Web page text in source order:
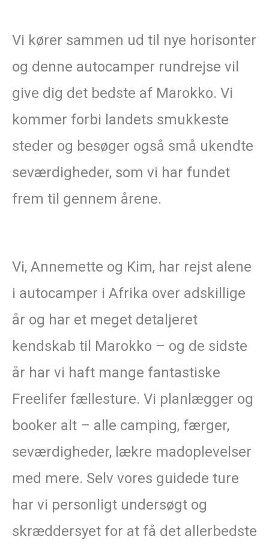
Vi kører sammen ud til nye horisonter
og denne autocamper rundrejse vil
give dig det bedste af Marokko. Vi
kommer forbi landets smukkeste
steder og besøger også små ukendte
seværdigheder, som vi har fundet
frem til gennem årene.
Vi, Annemette og Kim, har rejst alene
i autocamper i Afrika over adskillige
år og har et meget detaljeret
kendskab til Marokko – og de sidste
år har vi haft mange fantastiske
Freelifer fællesture. Vi planlægger og
booker alt – alle camping, færger,
seværdigheder, lækre madoplevelser
med mere. Selv vores guidede ture
har vi personligt undersøgt og
skræddersyet for at få det allerbedste